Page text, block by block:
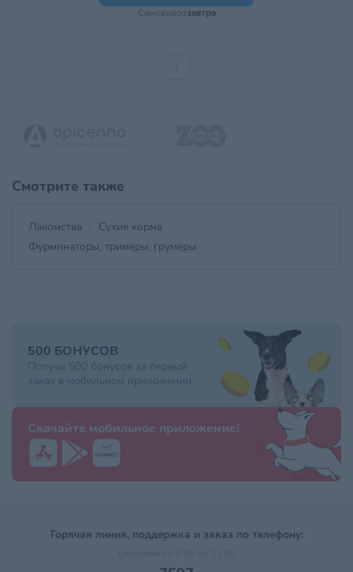
Самовывоззавтра
Смотрите также
Лакомства
Сухие корма
Фурминаторы, тримеры, грумеры
500 БОНУСОВ
Получи 500 бонусов за первый
заказ в мобильном приложении
Скачайте мобильное приложение!
Горячая линия, поддержка и заказ по телефону: